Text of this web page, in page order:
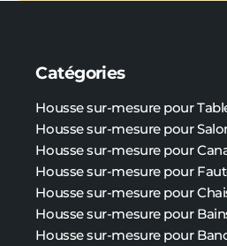
Catégories
Housse sur-mesure pour
Housse sur-mesure pour
Housse sur-mesure pour
Housse sur-mesure pour
Housse sur-mesure pour
Housse sur-mesure pour
Housse sur-mesure pour